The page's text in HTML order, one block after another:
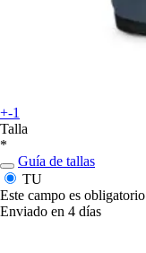
+-1
Talla
*
Guía de tallas
TU
Este campo es obligatorio
Enviado en 4 días